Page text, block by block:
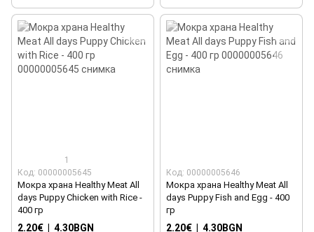
1
Код: 00000005645
Мокра храна Healthy Meat All
days Puppy Chicken with Rice -
400 гр
2.20€ 4.30BGN
Код: 00000005646
Мокра храна Healthy Meat All
days Puppy Fish and Egg - 400
гр
2.20€ 4.30BGN